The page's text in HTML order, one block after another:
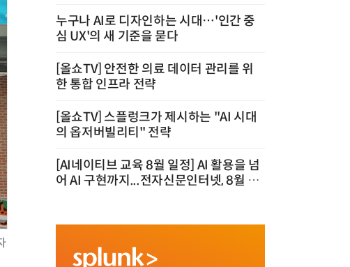
누구나 AI로 디자인하는 시대…'인간 중
심 UX'의 새 기준을 묻다
[올쇼TV] 안전한 의료 데이터 관리를 위
한 통합 인프라 전략
[올쇼TV] 스플렁크가 제시하는 "AI 시대
의 옵저버빌리티" 전략
[AI네이티브 교육 8월 일정] AI 활용을 넘
어 AI 구현까지...전자신문인터넷, 8월 실